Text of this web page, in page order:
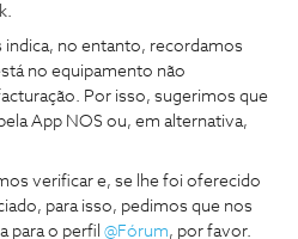
no entanto, recordamos
no equipamento não
Por isso, sugerimos que
App NOS ou, em alternativa,
verificar e, se lhe foi oferecido
para isso, pedimos que nos
para o perfil @Fórum, por favor.